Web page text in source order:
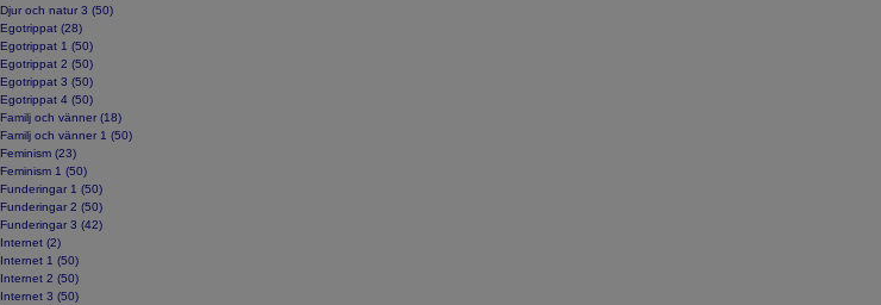
Djur och natur 3 (50)
Egotrippat (28)
Egotrippat 1 (50)
Egotrippat 2 (50)
Egotrippat 3 (50)
Egotrippat 4 (50)
Familj och vänner (18)
Familj och vänner 1 (50)
Feminism (23)
Feminism 1 (50)
Funderingar 1 (50)
Funderingar 2 (50)
Funderingar 3 (42)
Internet (2)
Internet 1 (50)
Internet 2 (50)
Internet 3 (50)